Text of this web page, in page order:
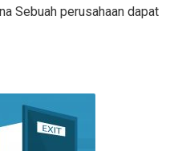
Sebuah perusahaan dapat